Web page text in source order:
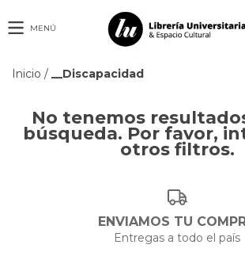
MENÚ
Inicio / __Discapacidad
No tenemos
búsqueda. Por favor,
otros filtros.
ENVIAMOS TU
Entregas a todo el país